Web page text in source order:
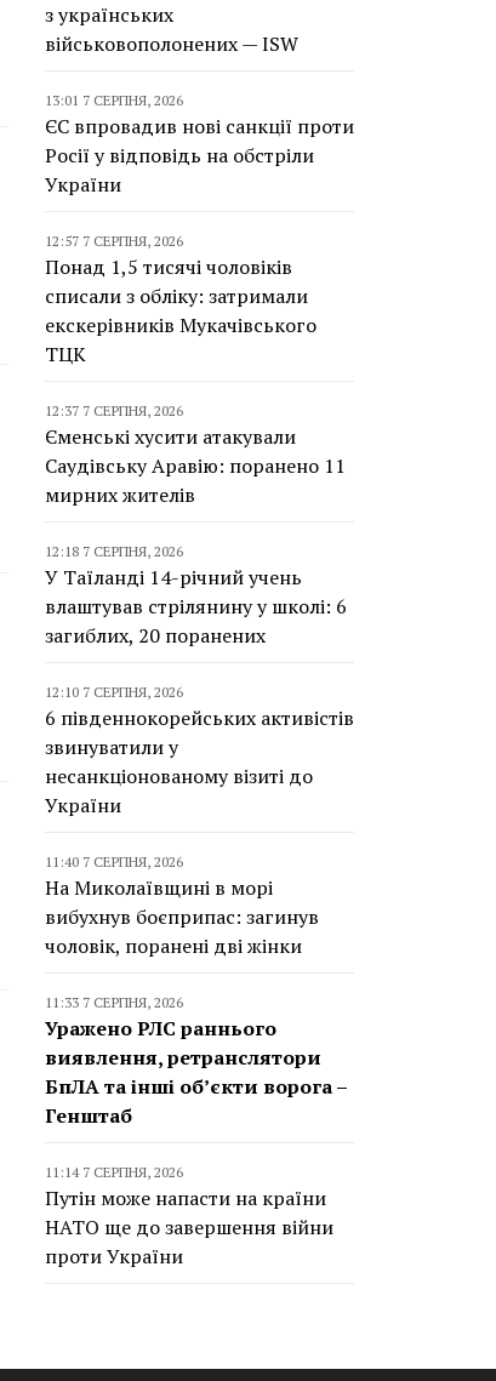
з українських
військовополонених — ISW
13:01 7 СЕРПНЯ, 2026
ЄС впровадив нові санкції проти
Росії у відповідь на обстріли
України
12:57 7 СЕРПНЯ, 2026
Понад 1,5 тисячі чоловіків
списали з обліку: затримали
екскерівників Мукачівського
ТЦК
12:37 7 СЕРПНЯ, 2026
Єменські хусити атакували
Саудівську Аравію: поранено 11
мирних жителів
12:18 7 СЕРПНЯ, 2026
У Таїланді 14-річний учень
влаштував стрілянину у школі: 6
загиблих, 20 поранених
12:10 7 СЕРПНЯ, 2026
6 південнокорейських активістів
звинуватили у
несанкціонованому візиті до
України
11:40 7 СЕРПНЯ, 2026
На Миколаївщині в морі
вибухнув боєприпас: загинув
чоловік, поранені дві жінки
11:33 7 СЕРПНЯ, 2026
Уражено РЛС раннього
виявлення, ретранслятори
БпЛА та інші об’єкти ворога –
Генштаб
11:14 7 СЕРПНЯ, 2026
Путін може напасти на країни
НАТО ще до завершення війни
проти України